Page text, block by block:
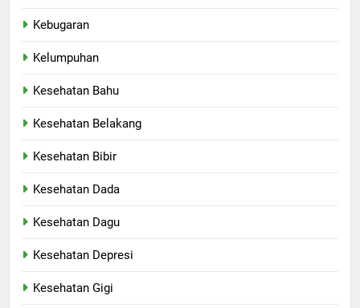
Kebugaran
Kelumpuhan
Kesehatan Bahu
Kesehatan Belakang
Kesehatan Bibir
Kesehatan Dada
Kesehatan Dagu
Kesehatan Depresi
Kesehatan Gigi